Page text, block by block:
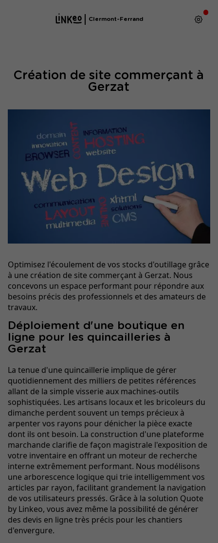
Clermont-Ferrand
Création de site commerçant à
Gerzat
Optimisez l'écoulement de vos stocks d'outillage grâce
à une création de site commerçant à Gerzat. Nous
concevons un espace performant pour répondre aux
besoins précis des professionnels et des amateurs de
travaux.
Déploiement d'une boutique en
ligne pour les quincailleries à
Gerzat
La tenue d'une quincaillerie implique de gérer
quotidiennement des milliers de petites références
allant de la simple visserie aux machines-outils
sophistiquées. Les artisans locaux et les bricoleurs du
dimanche perdent souvent un temps précieux à
arpenter vos rayons pour dénicher la pièce exacte
dont ils ont besoin. La construction d'une plateforme
marchande clarifie de façon magistrale l'exposition de
votre inventaire en offrant un moteur de recherche
interne extrêmement performant. Nous modélisons
une arborescence logique qui trie intelligemment vos
articles par rayon, facilitant grandement la navigation
de vos utilisateurs pressés. Grâce à la solution Quote
by Linkeo, vous avez même la possibilité de générer
des devis en ligne très précis pour les chantiers
d'envergure.